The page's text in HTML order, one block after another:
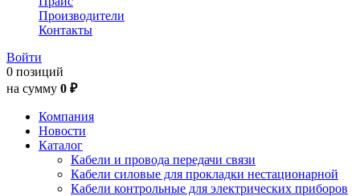
Производители
Контакты
Войти
0 позиций
на сумму 0 ₽
Компания
Новости
Каталог
Кабели и провода передачи связи
Кабели силовые для прокладки нестационарной
Кабели контрольные для электрических приборов